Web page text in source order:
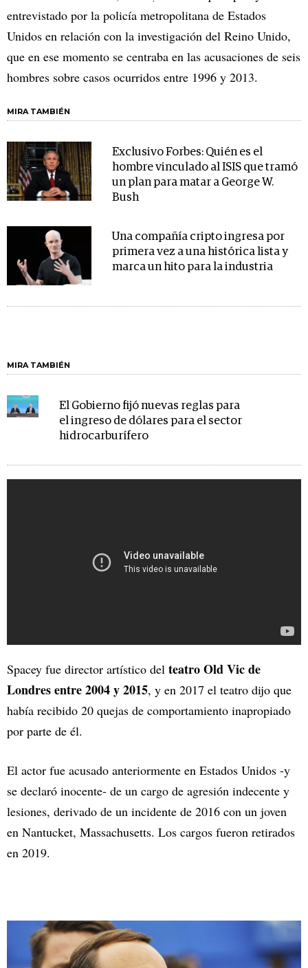
entrevistado por la policía metropolitana de Estados
Unidos en relación con la investigación del Reino Unido,
que en ese momento se centraba en las acusaciones de seis
hombres sobre casos ocurridos entre 1996 y 2013.
MIRA TAMBIÉN
Exclusivo Forbes: Quién es el
hombre vinculado al ISIS que tramó
un plan para matar a George W.
Bush
Una compañía cripto ingresa por
primera vez a una histórica lista y
marca un hito para la industria
MIRA TAMBIÉN
El Gobierno fijó nuevas reglas para
el ingreso de dólares para el sector
hidrocarburífero
Spacey fue director artístico del teatro Old Vic de
Londres entre 2004 y 2015, y en 2017 el teatro dijo que
había recibido 20 quejas de comportamiento inapropiado
por parte de él.
El actor fue acusado anteriormente en Estados Unidos -y
se declaró inocente- de un cargo de agresión indecente y
lesiones, derivado de un incidente de 2016 con un joven
en Nantucket, Massachusetts. Los cargos fueron retirados
en 2019.